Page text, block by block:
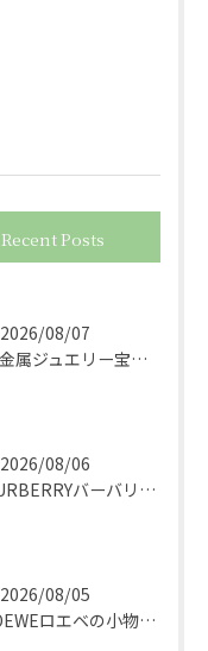
Recent Posts
2026/08/07
貴金属ジュエリー宝石750K18金製の喜平ネックレスを買取さ...
2026/08/06
BURBERRYバーバリーの服アパレルTBニットカーディガン...
2026/08/05
LOEWEロエベの小物レザースモールバーティカルウォレット財...